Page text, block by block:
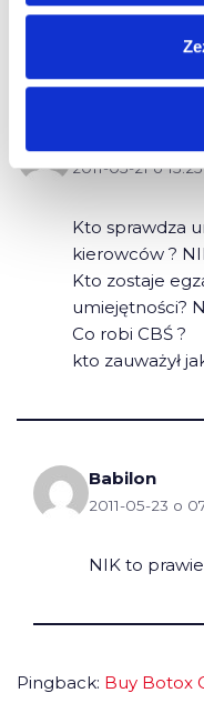
2011-05-21 o 15:25
Kto sprawdza
kierowców ?
Kto zostaje
umiejętności?
Co robi CBŚ ?
kto zauważył
Babilon
2011-05-23 o
NIK to
Pingback: Buy Botox